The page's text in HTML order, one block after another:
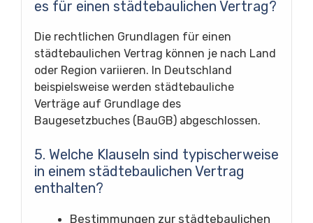
es für einen städtebaulichen Vertrag?
Die rechtlichen Grundlagen für einen
städtebaulichen Vertrag können je nach Land
oder Region variieren. In Deutschland
beispielsweise werden städtebauliche
Verträge auf Grundlage des
Baugesetzbuches (BauGB) abgeschlossen.
5. Welche Klauseln sind typischerweise
in einem städtebaulichen Vertrag
enthalten?
Bestimmungen zur städtebaulichen